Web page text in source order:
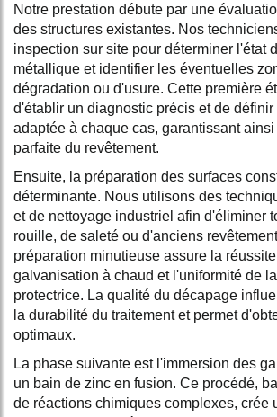
Notre prestation débute par une
des structures existantes. Nos
inspection sur site pour déterminer l'état
métallique et identifier les éventuelles
dégradation ou d'usure. Cette première
d'établir un diagnostic précis et de
adaptée à chaque cas, garantissant
parfaite du revêtement.
Ensuite, la préparation des surfaces
déterminante. Nous utilisons des
et de nettoyage industriel afin d'éliminer
rouille, de saleté ou d'anciens
préparation minutieuse assure la
galvanisation à chaud et l'uniformité de
protectrice. La qualité du décapage
la durabilité du traitement et permet
optimaux.
La phase suivante est l'immersion des
un bain de zinc en fusion. Ce procédé,
de réactions chimiques complexes, crée